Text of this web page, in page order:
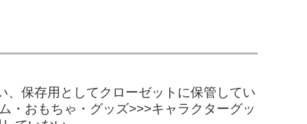
、保存用としてクローゼットに保管してい
・おもちゃ・グッズ>>>キャラクターグッ